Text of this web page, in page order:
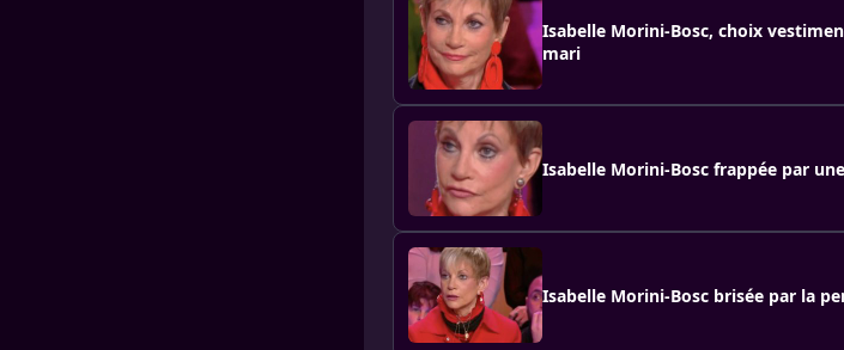
Isabelle Morini-Bosc, choix
mari
Isabelle Morini-Bosc frappée par
Isabelle Morini-Bosc brisée par la